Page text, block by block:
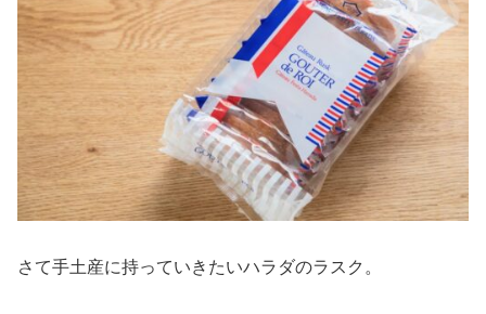
さて手土産に持っていきたいハラダのラスク。